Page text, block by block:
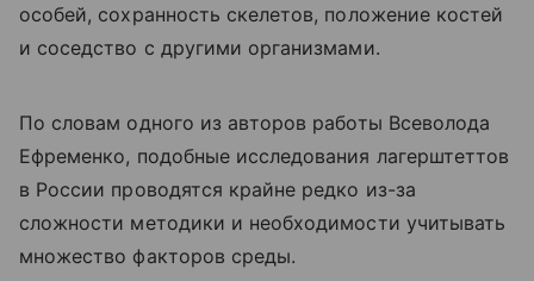
особей, сохранность скелетов, положение костей
и соседство с другими организмами.
По словам одного из авторов работы Всеволода
Ефременко, подобные исследования лагерштеттов
в России проводятся крайне редко из-за
сложности методики и необходимости учитывать
множество факторов среды.